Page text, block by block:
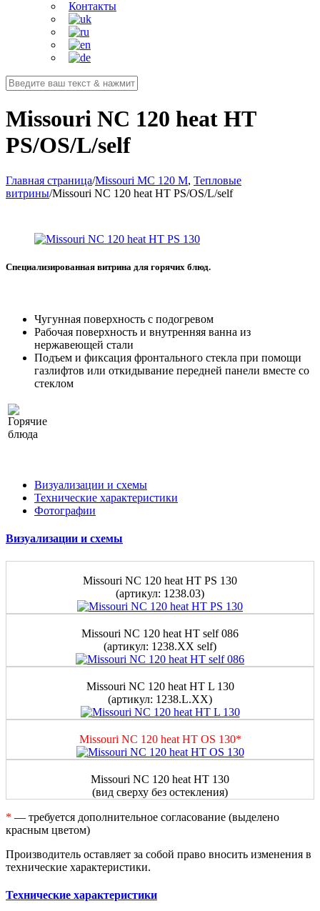
Контакты
Missouri NC 120 heat HT
PS/OS/L/self
Главная страница/Missouri MC 120 M, Тепловые
витрины/Missouri NC 120 heat HT PS/OS/L/self
Специализированная витрина для горячих блюд.
Чугунная поверхность с подогревом
Рабочая поверхность и внутренняя ванна из
нержавеющей стали
Подъем и фиксация фронтального стекла при помощи
газлифтов или откидывание передней панели вместе со
стеклом
Визуализации и схемы
Технические характеристики
Фотографии
Визуализации и схемы
Missouri NC 120 heat HT PS 130
(артикул: 1238.03)
Missouri NC 120 heat HT self 086
(артикул: 1238.XX self)
Missouri NC 120 heat HT L 130
(артикул: 1238.L.XX)
Missouri NC 120 heat HT OS 130*
Missouri NC 120 heat HT 130
(вид сверху без остекления)
* — требуется дополнительное согласование (выделено
красным цветом)
Производитель оставляет за собой право вносить изменения в
технические характеристики.
Технические характеристики